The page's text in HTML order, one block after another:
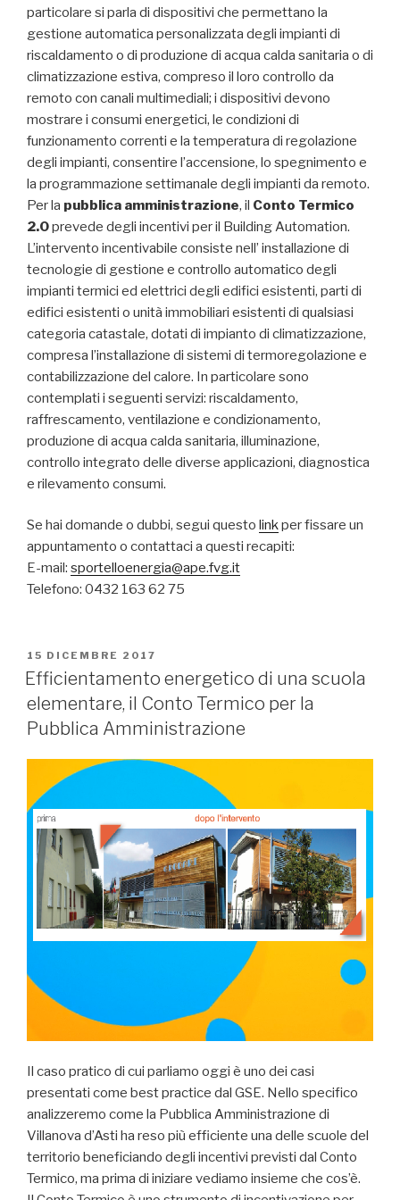
particolare si parla di dispositivi che permettano la
gestione automatica personalizzata degli impianti di
riscaldamento o di produzione di acqua calda sanitaria o di
climatizzazione estiva, compreso il loro controllo da
remoto con canali multimediali; i dispositivi devono
mostrare i consumi energetici, le condizioni di
funzionamento correnti e la temperatura di regolazione
degli impianti, consentire l’accensione, lo spegnimento e
la programmazione settimanale degli impianti da remoto.
Per la pubblica amministrazione, il Conto Termico
2.0prevede degli incentivi per il Building Automation.
L’intervento incentivabile consiste nell’ installazione di
tecnologie di gestione e controllo automatico degli
impianti termici ed elettrici degli edifici esistenti, parti di
edifici esistenti o unità immobiliari esistenti di qualsiasi
categoria catastale, dotati di impianto di climatizzazione,
compresa l’installazione di sistemi di termoregolazione e
contabilizzazione del calore. In particolare sono
contemplati i seguenti servizi: riscaldamento,
raffrescamento, ventilazione e condizionamento,
produzione di acqua calda sanitaria, illuminazione,
controllo integrato delle diverse applicazioni, diagnostica
e rilevamento consumi.
Se hai domande o dubbi, segui questo linkper fissare un
appuntamento o contattaci a questi recapiti:
E-mail: sportelloenergia@ape.fvg.it
Telefono: 0432 163 62 75
PUBBLICATO
IL
15 DICEMBRE 2017
Efficientamento energetico di una scuola
elementare, il Conto Termico per la
Pubblica Amministrazione
Il caso pratico di cui parliamo oggi è uno dei casi
presentati come best practice dal GSE. Nello specifico
analizzeremo come la Pubblica Amministrazione di
Villanova d’Asti ha reso più efficiente una delle scuole del
territorio beneficiando degli incentivi previsti dal Conto
Termico, ma prima di iniziare vediamo insieme che cos’è.